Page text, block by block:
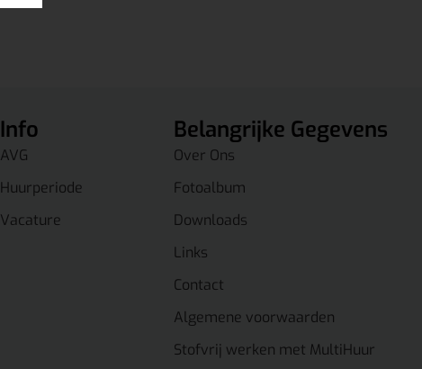
Info
AVG
Huurperiode
Vacature
Belangrijke Gegevens
Over Ons
Fotoalbum
Downloads
Links
Contact
Algemene voorwaarden
Stofvrij werken met MultiHuur